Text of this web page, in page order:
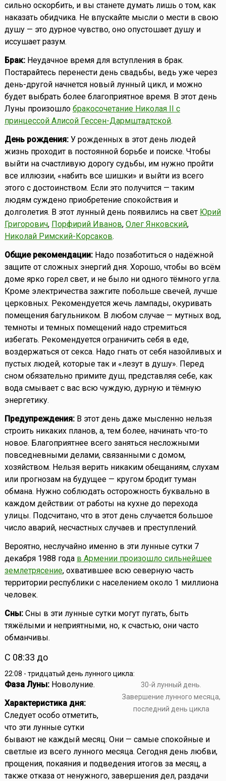
сильно оскорбить, и вы станете думать лишь о том, как
наказать обидчика. Не впускайте мысли о мести в свою
душу — это дурное чувство, оно опустошает душу и
иссушает разум.
Брак:Неудачное время для вступления в брак.
Постарайтесь перенести день свадьбы, ведь уже через
день-другой начнется новый лунный цикл, и можно
будет выбрать более благоприятное время. В этот день
Луны произошло бракосочетание Николая II с
принцессой Алисой Гессен-Дармштадтской.
День рождения:У рожденных в этот день людей
жизнь проходит в постоянной борьбе и поиске. Чтобы
выйти на счастливую дорогу судьбы, им нужно пройти
все иллюзии, «набить все шишки» и выйти из всего
этого с достоинством. Если это получится — таким
людям суждено приобретение спокойствия и
долголетия. В этот лунный день появились на свет Юрий
Григорович, Порфирий Иванов, Олег Янковский,
Николай Римский-Корсаков.
Общие рекомендации:Надо позаботиться о надёжной
защите от сложных энергий дня. Хорошо, чтобы во всём
доме ярко горел свет, и не было ни одного тёмного угла.
Кроме электричества зажгите побольше свечей, лучше
церковных. Рекомендуется жечь лампады, окуривать
помещения багульником. В любом случае — мутных вод,
темноты и темных помещений надо стремиться
избегать. Рекомендуется ограничить себя в еде,
воздержаться от секса. Надо гнать от себя назойливых и
пустых людей, которые так и «лезут в душу». Перед
сном обязательно примите душ, представляя себе, как
вода смывает с вас всю чуждую, дурную и тёмную
энергетику.
Предупреждения:В этот день даже мысленно нельзя
строить никаких планов, а, тем более, начинать что-то
новое. Благоприятнее всего заняться несложными
повседневными делами, связанными с домом,
хозяйством. Нельзя верить никаким обещаниям, слухам
или прогнозам на будущее — кругом бродит туман
обмана. Нужно соблюдать осторожность буквально в
каждом действии: от работы на кухне до перехода
улицы. Подсчитано, что в этот день случается большое
число аварий, несчастных случаев и преступлений.
Вероятно, неслучайно именно в эти лунные сутки 7
декабря 1988 года в Армении произошло сильнейшее
землетрясение, охватившее всю северную часть
территории республики с населением около 1 миллиона
человек.
Сны:Сны в эти лунные сутки могут пугать, быть
тяжёлыми и неприятными, но, к счастью, они часто
обманчивы.
С 08:33 до
22:08 - тридцатый день лунного цикла:
30-й лунный день.
Завершение лунного месяца,
последний день цикла
Фаза Луны:Новолуние.
Характеристика дня:
Следует особо отметить,
что эти лунные сутки
бывают не каждый месяц. Они — самые спокойные и
светлые из всего лунного месяца. Сегодня день любви,
прощения, покаяния и подведения итогов за месяц, а
также отказа от ненужного, завершения дел, раздачи